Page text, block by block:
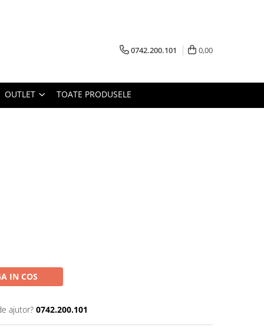
0742.200.101 0,00
OUTLET TOATE PRODUSELE
IN COS
ajutor? 0742.200.101